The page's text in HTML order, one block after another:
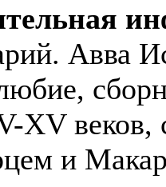
Авва
XV веков,
и